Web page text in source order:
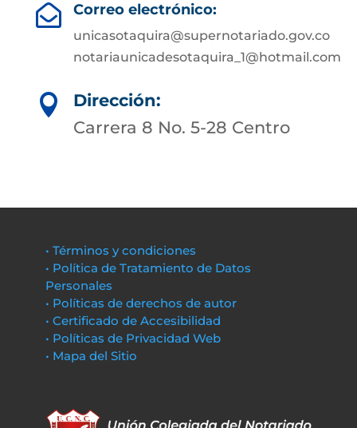
 Correo electrónico:
unicasotaquira@supernotariado.gov.co
notariaunicadesotaquira_1@hotmail.com

Dirección:
Carrera 8 No. 5-28 Centro
• Términos y condiciones
• Política de Tratamiento de Datos
Personales
• Políticas de derechos de autor
• Certificado de Accesibilidad
• Políticas de Privacidad Web
• Mapa del Sitio